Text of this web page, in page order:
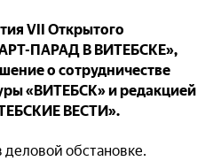
VII Открытого
ПАРАД В ВИТЕБСКЕ»,
о сотрудничестве
«ВИТЕБСК» и редакцией
ВЕСТИ».
обстановке.